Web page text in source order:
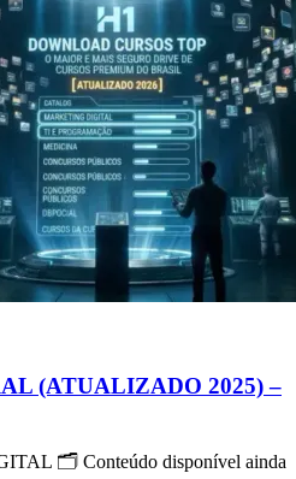
(ATUALIZADO 2025) –
🗂 Conteúdo disponível ainda